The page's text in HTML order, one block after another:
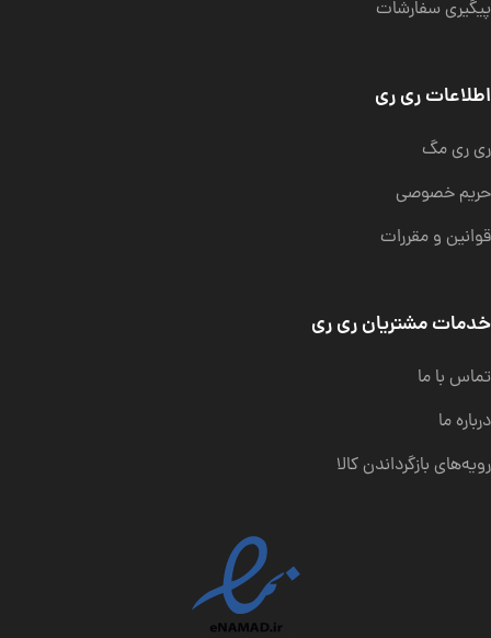
پیگیری سفارشات
اطلاعات ری ری
ری ری مگ
حریم خصوصی
قوانین و مقررات
خدمات مشتریان ری ری
تماس با ما
درباره ما
رویه‌های بازگرداندن کالا